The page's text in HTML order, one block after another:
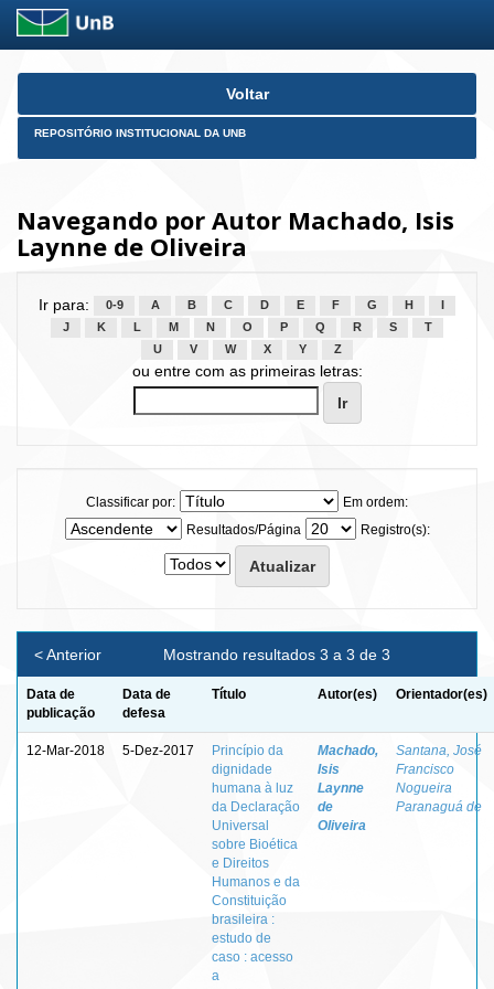
Skip
Voltar
REPOSITÓRIO INSTITUCIONAL DA UNB
Navegando por Autor Machado, Isis
Laynne de Oliveira
Ir para: 0-9 A B C D E F G H
J
K L M N O P Q R S
T
U
V W X Y Z
ou entre com as primeiras letras:
Classificar por:
Em ordem:
Resultados/Página
Registro(s):
Mostrando resultados 3 a 3 de 3
< Anterior
Data de
publicação
Data de
defesa
Título Autor(es) Orientador(es)
12-Mar-2018 5-Dez-2017
Princípio da
dignidade
humana à luz
da Declaração
Universal
sobre Bioética
e Direitos
Humanos e da
Constituição
brasileira :
estudo de
caso : acesso
a
Machado,
Isis
Laynne
de
Oliveira
Santana, José
Francisco
Nogueira
Paranaguá de